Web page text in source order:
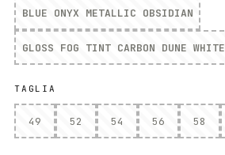
BLUE ONYX METALLIC OBSIDIAN
GLOSS FOG TINT CARBON DUNE WHITE
TAGLIA
49 52 54 56 58